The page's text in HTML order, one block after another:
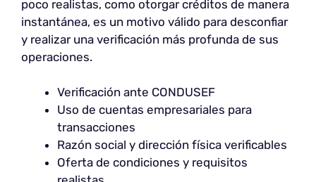
poco realistas, como otorgar créditos de manera
instantánea, es un motivo válido para desconfiar
y realizar una verificación más profunda de sus
operaciones.
Verificación ante CONDUSEF
Uso de cuentas empresariales para
transacciones
Razón social y dirección física verificables
Oferta de condiciones y requisitos